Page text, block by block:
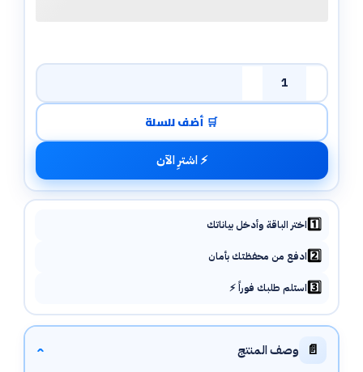
كمية رصيد Bybit
🛒 أضف للسلة
⚡ اشترِ الآن
1️⃣اختر الباقة وأدخل بياناتك
2️⃣ادفع من محفظتك بأمان
3️⃣استلم طلبك فوراً ⚡
📄 وصف المنتج ‹